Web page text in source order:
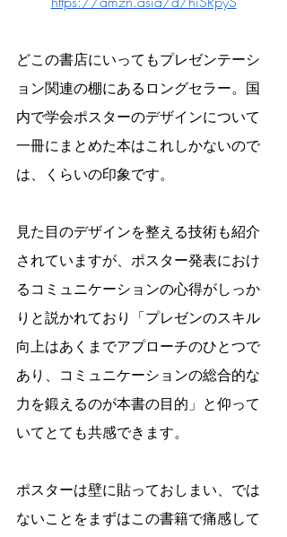
どこの書店にいってもプレゼンテーシ
ョン関連の棚にあるロングセラー。国
内で学会ポスターのデザインについて
一冊にまとめた本はこれしかないので
は、くらいの印象です。
見た目のデザインを整える技術も紹介
されていますが、ポスター発表におけ
るコミュニケーションの心得がしっか
りと説かれており「プレゼンのスキル
向上はあくまでアプローチのひとつで
あり、コミュニケーションの総合的な
力を鍛えるのが本書の目的」と仰って
いてとても共感できます。
ポスターは壁に貼っておしまい、では
ないことをまずはこの書籍で痛感して